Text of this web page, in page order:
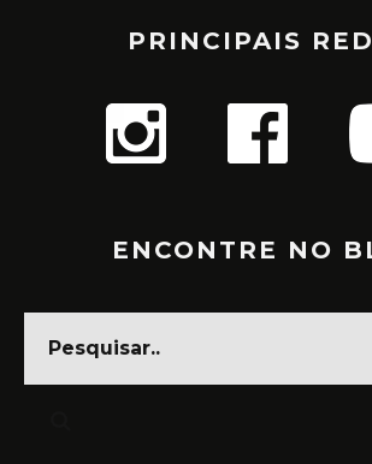
PRINCIPAIS
ENCONTRE NO